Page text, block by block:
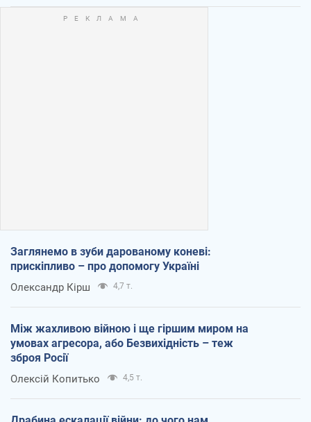
Заглянемо в зуби дарованому коневі:
прискіпливо – про допомогу Україні
Олександр Кірш 4,7 т.
Між жахливою війною і ще гіршим миром на
умовах агресора, або Безвихідність – теж
зброя Росії
Олексій Копитько 4,5 т.